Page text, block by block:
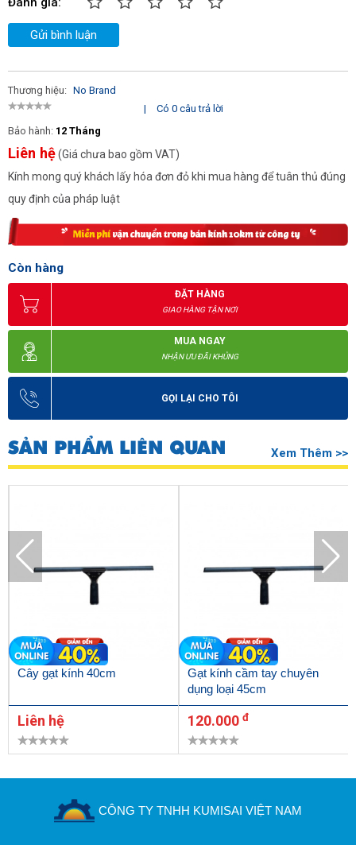
Gửi bình luận
Thương hiệu: No Brand
|
Có 0 câu trả lời
Bảo hành: 12 Tháng
Liên hệ(Giá chưa bao gồm VAT)
Kính mong quý khách lấy hóa đơn đỏ khi mua hàng để tuân thủ đúng
quy định của pháp luật
Còn hàng
ĐẶT HÀNG
GIAO HÀNG TẬN NƠI
MUA NGAY
NHẬN ƯU ĐÃI KHỦNG
GỌI LẠI CHO TÔI
SẢN PHẨM LIÊN QUAN Xem Thêm >>
Cây gạt kính 40cm
Liên hệ
Gạt kính cầm tay chuyên
dụng loại 45cm
120.000 đ
CÔNG TY TNHH KUMISAI VIỆT NAM